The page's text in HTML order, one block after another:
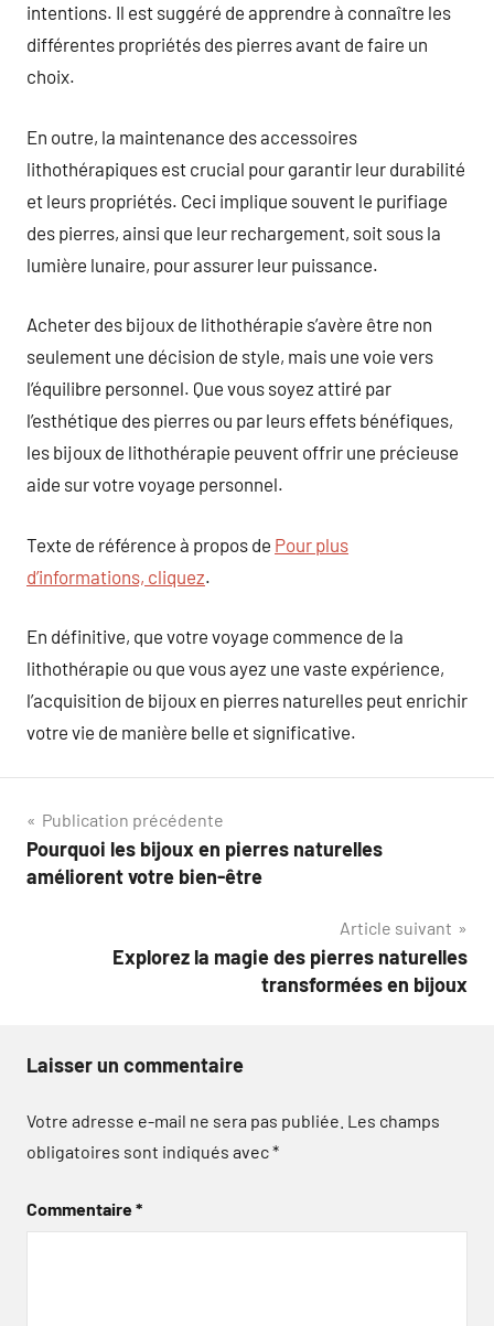
intentions. Il est suggéré de apprendre à connaître les
différentes propriétés des pierres avant de faire un
choix.
En outre, la maintenance des accessoires
lithothérapiques est crucial pour garantir leur durabilité
et leurs propriétés. Ceci implique souvent le purifiage
des pierres, ainsi que leur rechargement, soit sous la
lumière lunaire, pour assurer leur puissance.
Acheter des bijoux de lithothérapie s’avère être non
seulement une décision de style, mais une voie vers
l’équilibre personnel. Que vous soyez attiré par
l’esthétique des pierres ou par leurs effets bénéfiques,
les bijoux de lithothérapie peuvent offrir une précieuse
aide sur votre voyage personnel.
Texte de référence à propos de Pour plus
d’informations, cliquez.
En définitive, que votre voyage commence de la
lithothérapie ou que vous ayez une vaste expérience,
l’acquisition de bijoux en pierres naturelles peut enrichir
votre vie de manière belle et significative.
Navigation
de
Publication précédente
Pourquoi les bijoux en pierres naturelles
améliorent votre bien-être
Article suivant
Explorez la magie des pierres naturelles
transformées en bijoux
Laisser un commentaire
Votre adresse e-mail ne sera pas publiée. Les champs
obligatoires sont indiqués avec*
Commentaire*